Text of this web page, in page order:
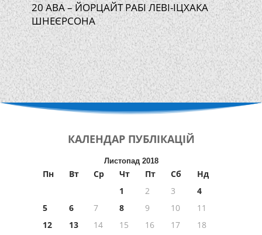
20 АВА – ЙОРЦАЙТ РАБІ ЛЕВІ-ІЦХАКА
ШНЕЄРСОНА
КАЛЕНДАР ПУБЛІКАЦІЙ
Листопад 2018
Пн Вт Ср Чт Пт Сб
Нд
1
2 3
4
5
6 7 8 9 10
11
12
13 14 15 16 17
18